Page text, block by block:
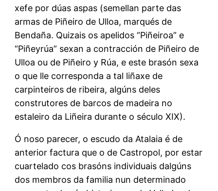
xefe por dúas aspas (semellan parte das
armas de Piñeiro de Ulloa, marqués de
Bendaña. Quizais os apelidos “Piñeiroa” e
“Piñeyrúa” sexan a contracción de Piñeiro de
Ulloa ou de Piñeiro y Rúa, e este brasón sexa
o que lle corresponda a tal liñaxe de
carpinteiros de ribeira, algúns deles
construtores de barcos de madeira no
estaleiro da Liñeira durante o século XIX).
Ó noso parecer, o escudo da Atalaia é de
anterior factura que o de Castropol, por estar
cuartelado cos brasóns individuais dalgúns
dos membros da familia nun determinado